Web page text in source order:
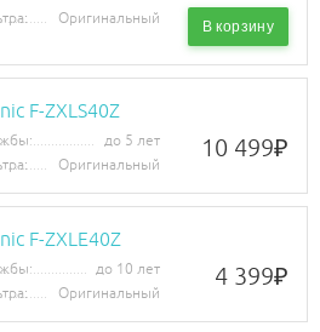
Оригинальный В корзину
F-ZXLS40Z
до 5 лет
Оригинальный
10 499₽
F-ZXLE40Z
до 10 лет
Оригинальный
4 399₽